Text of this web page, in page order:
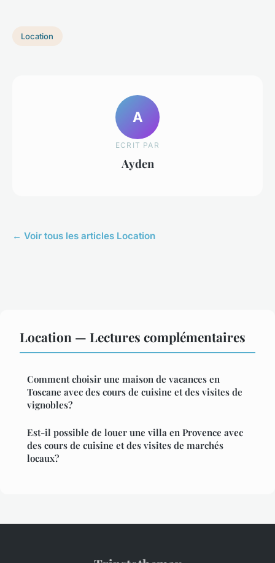
Location
A
ECRIT PAR
Ayden
← Voir tous les articles Location
Location — Lectures complémentaires
Comment choisir une maison de vacances en
Toscane avec des cours de cuisine et des visites de
vignobles?
Est-il possible de louer une villa en Provence avec
des cours de cuisine et des visites de marchés
locaux?